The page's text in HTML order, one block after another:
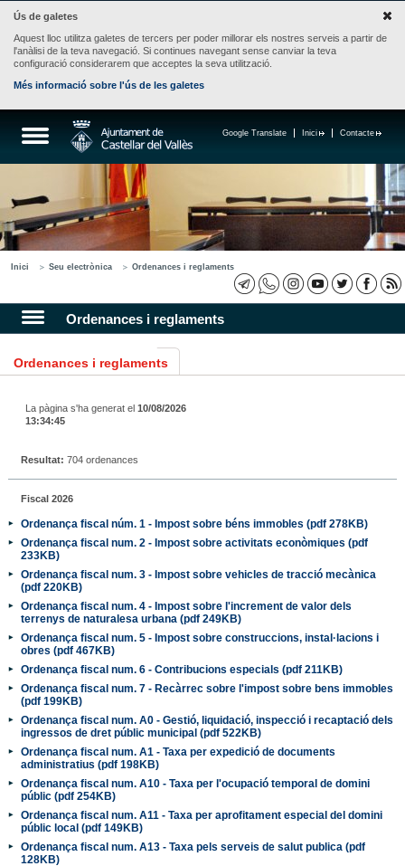
Ús de galetes
Aquest lloc utilitza galetes de tercers per poder millorar els nostres serveis a partir de
l'anàlisi de la teva navegació. Si continues navegant sense canviar la teva
configuració considerarem que acceptes la seva utilització.
Més informació sobre l'ús de les galetes
Contacte
Inici
Google Translate
Inici Seu electrònica Ordenances i reglaments
Ordenances i reglaments
Ordenances i reglaments
La pàgina s'ha generat el 10/08/2026
13:34:45
Resultat: 704 ordenances
Fiscal 2026
Ordenança fiscal núm. 1 - Impost sobre béns immobles (pdf 278KB)
Ordenança fiscal num. 2 - Impost sobre activitats econòmiques (pdf
233KB)
Ordenança fiscal num. 3 - Impost sobre vehicles de tracció mecànica
(pdf 220KB)
Ordenança fiscal num. 4 - Impost sobre l'increment de valor dels
terrenys de naturalesa urbana (pdf 249KB)
Ordenança fiscal num. 5 - Impost sobre construccions, instal·lacions i
obres (pdf 467KB)
Ordenança fiscal num. 6 - Contribucions especials (pdf 211KB)
Ordenança fiscal num. 7 - Recàrrec sobre l'impost sobre bens immobles
(pdf 199KB)
Ordenança fiscal num. A0 - Gestió, liquidació, inspecció i recaptació dels
ingressos de dret públic municipal (pdf 522KB)
Ordenança fiscal num. A1 - Taxa per expedició de documents
administratius (pdf 198KB)
Ordenança fiscal num. A10 - Taxa per l'ocupació temporal de domini
públic (pdf 254KB)
Ordenança fiscal num. A11 - Taxa per aprofitament especial del domini
públic local (pdf 149KB)
Ordenança fiscal num. A13 - Taxa pels serveis de salut publica (pdf
128KB)